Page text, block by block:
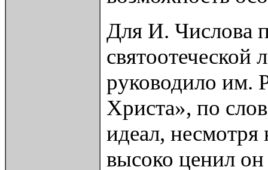
Для И. Числова
святоотеческой
руководило им.
Христа», по
идеал,
высоко ценил он